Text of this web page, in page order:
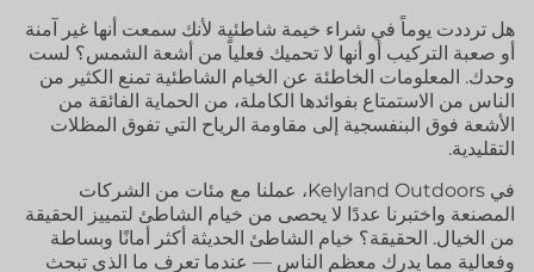
هل ترددت يوماً في شراء خيمة شاطئية لأنك سمعت أنها غير آمنة
أو صعبة التركيب أو أنها لا تحميك فعلياً من أشعة الشمس؟ لست
وحدك. المعلومات الخاطئة عن الخيام الشاطئية تمنع الكثير من
الناس من الاستمتاع بفوائدها الكاملة، من الحماية الفائقة من
الأشعة فوق البنفسجية إلى مقاومة الرياح التي تفوق المظلات
التقليدية.
في Kelyland Outdoors، عملنا مع مئات من الشركات
المصنعة واختبرنا عددًا لا يحصى من خيام الشاطئ لتمييز الحقيقة
من الخيال. الحقيقة؟ خيام الشاطئ الحديثة أكثر أمانًا وبساطة
وفعالية مما يدرك معظم الناس — عندما تعرف ما الذي تبحث